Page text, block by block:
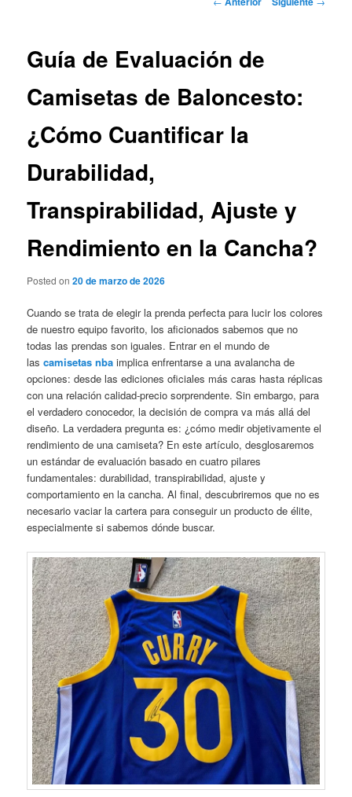
Guía de Evaluación de
Camisetas de Baloncesto:
¿Cómo Cuantificar la
Durabilidad,
Transpirabilidad, Ajuste y
Rendimiento en la Cancha?
Posted on20 de marzo de 2026
Cuando se trata de elegir la prenda perfecta para lucir los colores
de nuestro equipo favorito, los aficionados sabemos que no
todas las prendas son iguales. Entrar en el mundo de
lascamisetas nba implica enfrentarse a una avalancha de
opciones: desde las ediciones oficiales más caras hasta réplicas
con una relación calidad-precio sorprendente. Sin embargo, para
el verdadero conocedor, la decisión de compra va más allá del
diseño. La verdadera pregunta es: ¿cómo medir objetivamente el
rendimiento de una camiseta? En este artículo, desglosaremos
un estándar de evaluación basado en cuatro pilares
fundamentales: durabilidad, transpirabilidad, ajuste y
comportamiento en la cancha. Al final, descubriremos que no es
necesario vaciar la cartera para conseguir un producto de élite,
especialmente si sabemos dónde buscar.